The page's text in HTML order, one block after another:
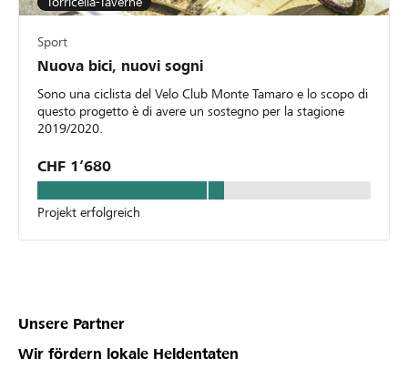
Sport
Nuova bici, nuovi sogni
Sono una ciclista del Velo Club Monte Tamaro e lo scopo di
questo progetto è di avere un sostegno per la stagione
2019/2020.
CHF 1’680
Projekt erfolgreich
Unsere Partner
Wir fördern lokale Heldentaten